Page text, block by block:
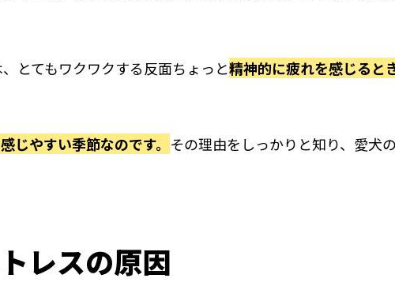
とてもワクワクする反面ちょっと精神的に疲れを感じると
じやすい季節なのです。 その理由をしっかりと知り、愛犬
レスの原因